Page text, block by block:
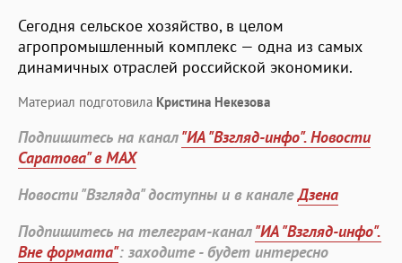
Сегодня сельское хозяйство, в целом
агропромышленный комплекс — одна из самых
динамичных отраслей российской экономики.
Материал подготовила Кристина Некезова
Подпишитесь на канал"ИА "Взгляд-инфо". Новости
Саратова" в MAX
Новости "Взгляда" доступны и в каналеДзена
Подпишитесь на телеграм-канал"ИА "Взгляд-инфо".
Вне формата": заходите - будет интересно